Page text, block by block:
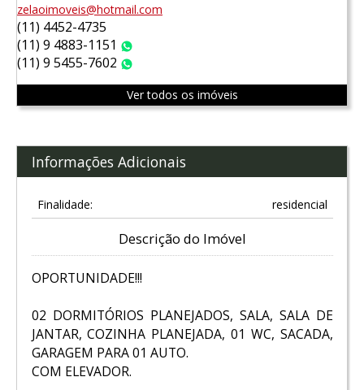
zelaoimoveis@hotmail.com
(11) 4452-4735
(11) 9 4883-1151
(11) 9 5455-7602
Ver todos os imóveis
Informações Adicionais
Finalidade: residencial
Descrição do Imóvel
OPORTUNIDADE!!!
02 DORMITÓRIOS PLANEJADOS, SALA, SALA DE
JANTAR, COZINHA PLANEJADA, 01 WC, SACADA,
GARAGEM PARA 01 AUTO.
COM ELEVADOR.